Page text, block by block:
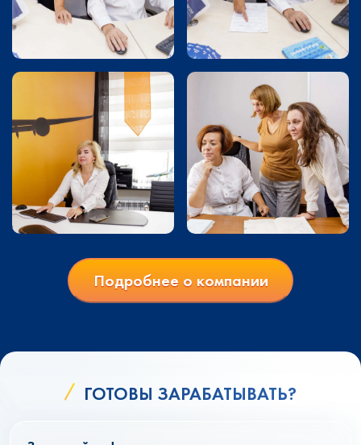
Подробнее о компании
ГОТОВЫ ЗАРАБАТЫВАТЬ?